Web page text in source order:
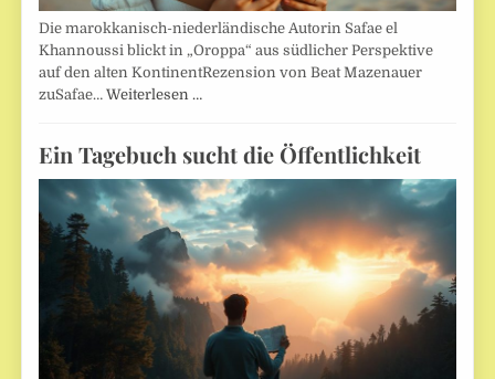
Die marokkanisch-niederländische Autorin Safae el
Khannoussi blickt in „Oroppa“ aus südlicher Perspektive
auf den alten KontinentRezension von Beat Mazenauer
zuSafae…Weiterlesen …
Ein Tagebuch sucht die Öffentlichkeit